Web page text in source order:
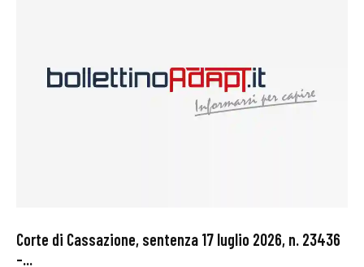
Corte di Cassazione, sentenza 17 luglio 2026, n. 23436
–...